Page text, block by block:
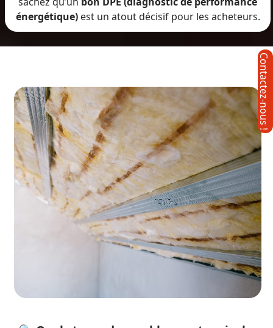
énergétique)est un atout décisif pour les acheteurs.